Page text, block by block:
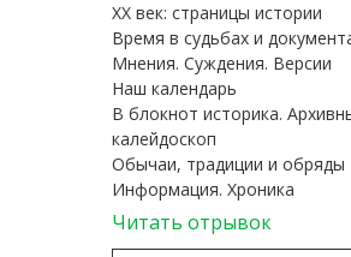
ХХ век: страницы истории
Время в судьбах и
Мнения. Суждения. Версии
Наш календарь
В блокнот историка.
калейдоскоп
Обычаи, традиции и обряды
Информация. Хроника
Читать отрывок